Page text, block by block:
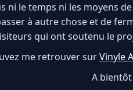
ni le temps ni les moyens
à autre chose et de
qui ont soutenu le
me retrouver surVinyle
A bientôt